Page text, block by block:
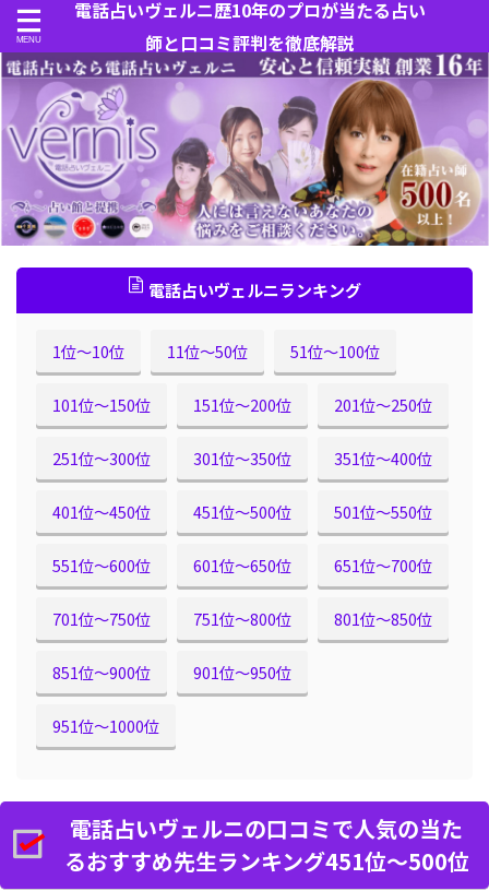
電話占いヴェルニ歴10年のプロが当たる占い
師と口コミ評判を徹底解説
電話占いヴェルニランキング
1位〜10位 11位〜50位 51位〜100位
101位〜150位 151位〜200位 201位〜250位
251位〜300位 301位〜350位 351位〜400位
401位〜450位 451位〜500位 501位〜550位
551位〜600位 601位〜650位 651位〜700位
701位〜750位 751位〜800位 801位〜850位
851位〜900位 901位〜950位
951位〜1000位
電話占いヴェルニの口コミで人気の当た
るおすすめ先生ランキング451位〜500位